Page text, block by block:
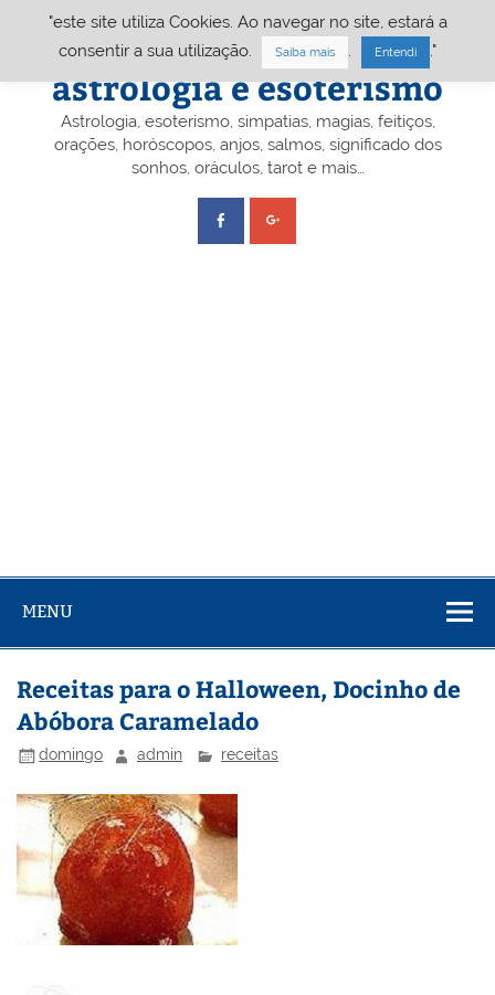
Portal A&E – Portal
astrologia e esoterismo
Astrologia, esoterismo, simpatias, magias, feitiços,
orações, horóscopos, anjos, salmos, significado dos
sonhos, oráculos, tarot e mais…
MENU
Receitas para o Halloween, Docinho de
Abóbora Caramelado
domingo admin receitas
"este site utiliza Cookies. Ao navegar no site, estará a
consentir a sua utilização.
Saiba mais Entendi ."